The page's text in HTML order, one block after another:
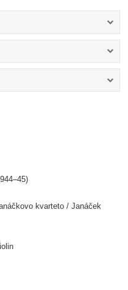
kvarteto / Janáček